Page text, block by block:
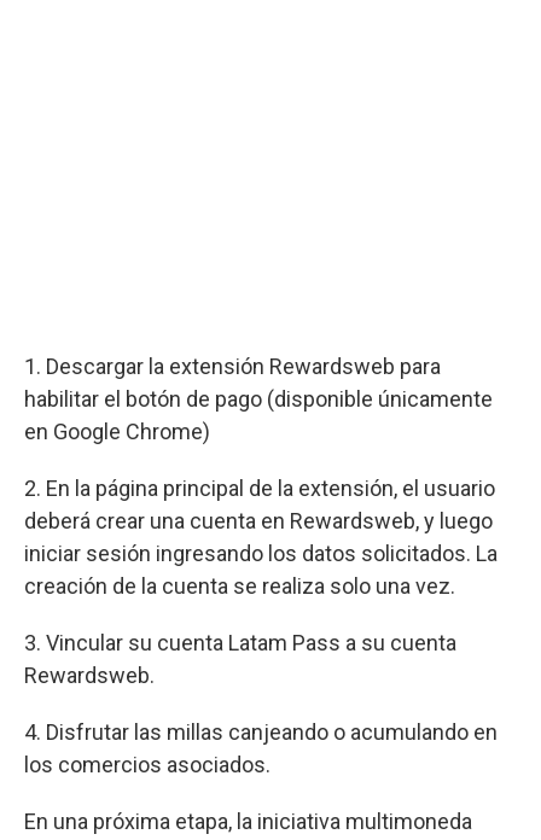
1. Descargar la extensión Rewardsweb para
habilitar el botón de pago (disponible únicamente
en Google Chrome)
2. En la página principal de la extensión, el usuario
deberá crear una cuenta en Rewardsweb, y luego
iniciar sesión ingresando los datos solicitados. La
creación de la cuenta se realiza solo una vez.
3. Vincular su cuenta Latam Pass a su cuenta
Rewardsweb.
4. Disfrutar las millas canjeando o acumulando en
los comercios asociados.
En una próxima etapa, la iniciativa multimoneda